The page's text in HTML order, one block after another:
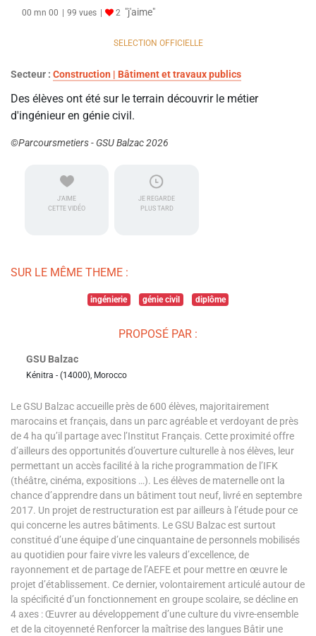
00 mn 00 99 vues 2 "j'aime"
SELECTION OFFICIELLE
Secteur : Construction | Bâtiment et travaux publics
Des élèves ont été sur le terrain découvrir le métier
d'ingénieur en génie civil.
©Parcoursmetiers - GSU Balzac 2026
J'AIME
CETTE VIDÉO
JE REGARDE
PLUS TARD
SUR LE MÊME THEME :
ingénierie génie civil diplôme
PROPOSÉ PAR :
GSU Balzac
Kénitra - (14000), Morocco
Le GSU Balzac accueille près de 600 élèves, majoritairement
marocains et français, dans un parc agréable et verdoyant de près
de 4 ha qu’il partage avec l’Institut Français. Cette proximité offre
d’ailleurs des opportunités d’ouverture culturelle à nos élèves, leur
permettant un accès facilité à la riche programmation de l’IFK
(théâtre, cinéma, expositions …). Les élèves de maternelle ont la
chance d’apprendre dans un bâtiment tout neuf, livré en septembre
2017. Un projet de restructuration est par ailleurs à l’étude pour ce
qui concerne les autres bâtiments. Le GSU Balzac est surtout
constitué d’une équipe d’une cinquantaine de personnels mobilisés
au quotidien pour faire vivre les valeurs d’excellence, de
rayonnement et de partage de l’AEFE et pour mettre en œuvre le
projet d’établissement. Ce dernier, volontairement articulé autour de
la spécificité d’un fonctionnement en groupe scolaire, se décline en
4 axes : Œuvrer au développement d’une culture du vivre-ensemble
et de la citoyenneté Renforcer la maîtrise des langues Bâtir une